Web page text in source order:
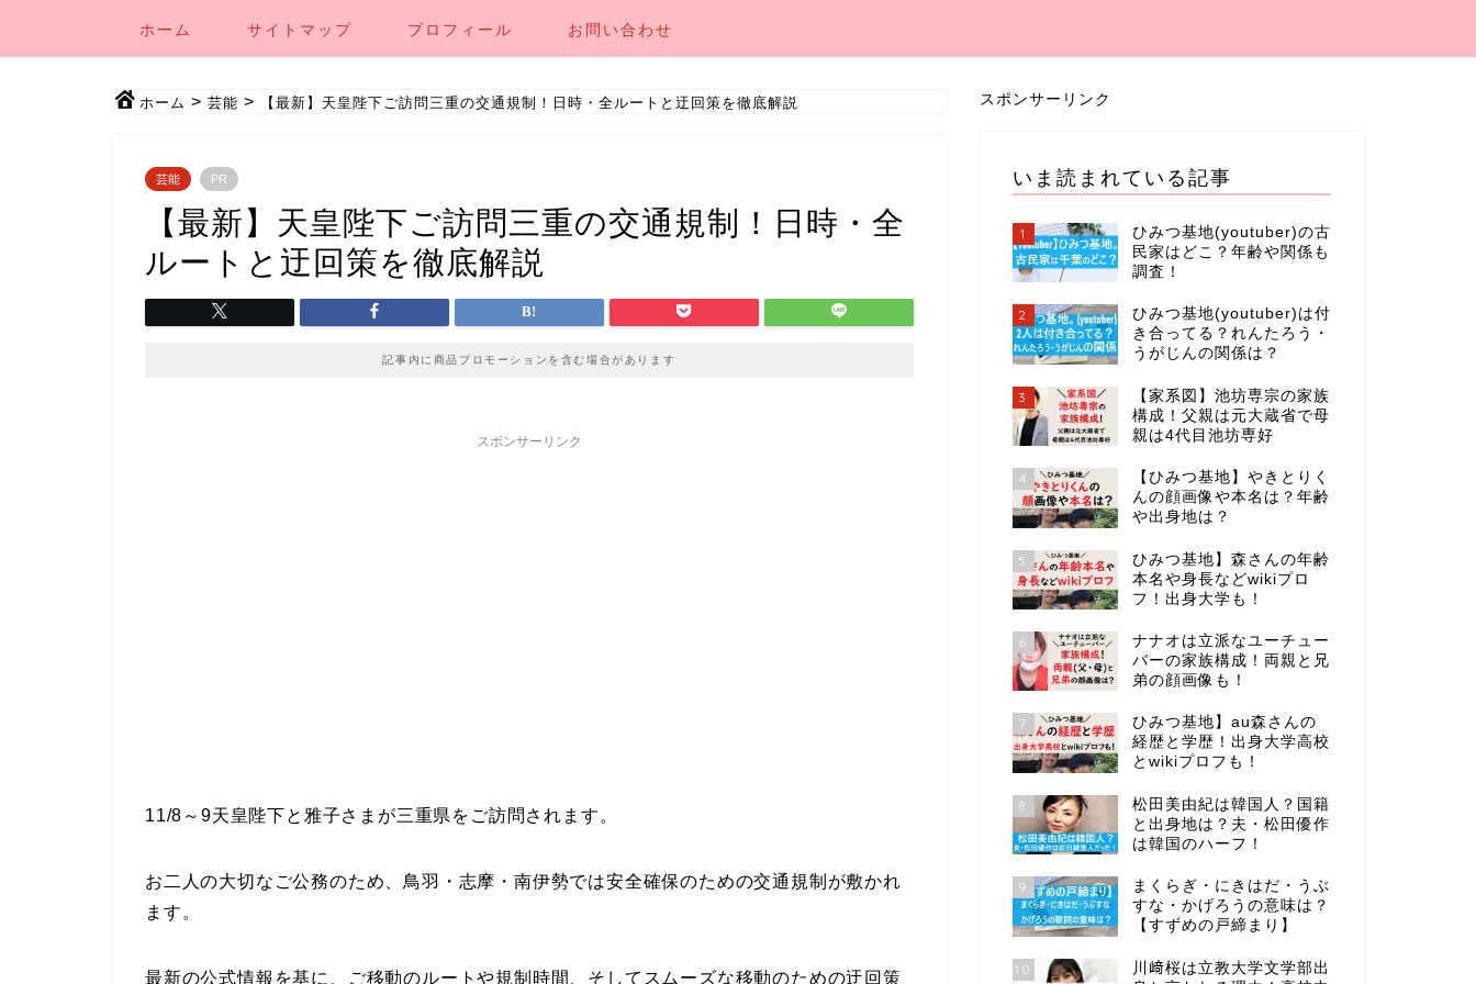
ホーム サイトマップ プロフィール お問い合わせ
ホーム > 芸能 > 【最新】天皇陛下ご訪問三重の交通規制！日時・全ルートと迂回策を徹底解説
芸能 PR
【最新】天皇陛下ご訪問三重の交通規制！日時・全
ルートと迂回策を徹底解説
記事内に商品プロモーションを含む場合があります
スポンサーリンク
11/8～9天皇陛下と雅子さまが三重県をご訪問されます。
お二人の大切なご公務のため、鳥羽・志摩・南伊勢では安全確保のための交通規制が敷かれ
ます。
最新の公式情報を基に、ご移動のルートや規制時間、そしてスムーズな移動のための迂回策
スポンサーリンク
いま読まれている記事
1
ひみつ基地(youtuber)の古
民家はどこ？年齢や関係も
調査！
2
ひみつ基地(youtuber)は付
き合ってる？れんたろう・
うがじんの関係は？
3
【家系図】池坊専宗の家族
構成！父親は元大蔵省で母
親は4代目池坊専好
4
【ひみつ基地】やきとりく
んの顔画像や本名は？年齢
や出身地は？
5
ひみつ基地】森さんの年齢
本名や身長などwikiプロ
フ！出身大学も！
6
ナナオは立派なユーチュー
バーの家族構成！両親と兄
弟の顔画像も！
7
ひみつ基地】au森さんの
経歴と学歴！出身大学高校
とwikiプロフも！
8
松田美由紀は韓国人？国籍
と出身地は？夫・松田優作
は韓国のハーフ！
9
まくらぎ・にきはだ・うぶ
すな・かげろうの意味は？
【すずめの戸締まり】
10
川﨑桜は立教大学文学部出